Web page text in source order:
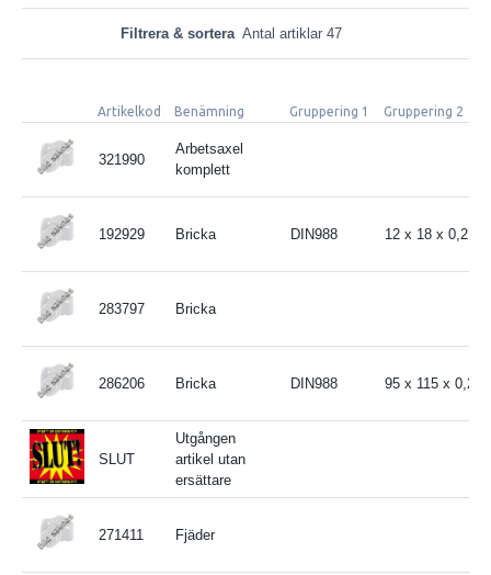
Filtrera & sortera Antal artiklar 47
Artikelkod Benämning Gruppering 1 Gruppering 2
321990
Arbetsaxel
komplett
192929 Bricka DIN988 12 x 18 x 0,2
283797 Bricka
286206 Bricka DIN988 95 x 115 x 0,2
SLUT
Utgången
artikel utan
ersättare
271411 Fjäder